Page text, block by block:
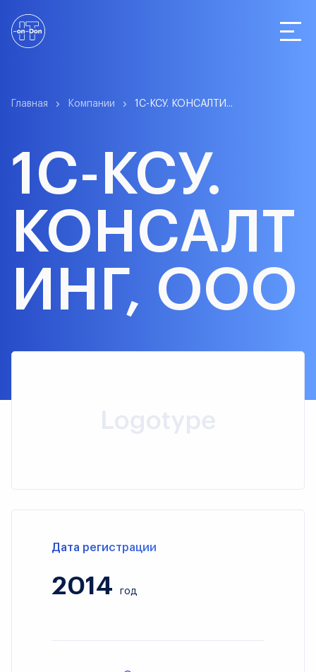
Статистика
Компании
О сервисе
Главная Компании 1С-КСУ. КОНСАЛТИ...
1С-КСУ.
КОНСАЛТ
ИНГ, ООО
Дата регистрации
2014 год